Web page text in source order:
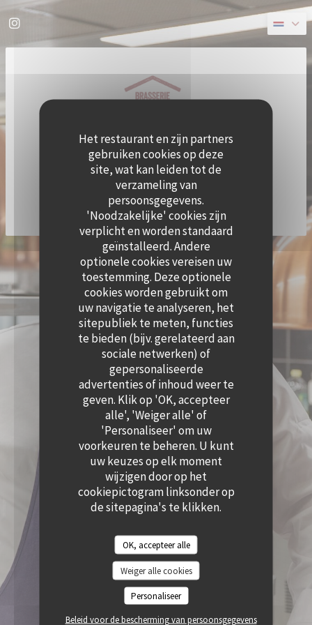
Cookies beheer paneel
Het restaurant en zijn partners
gebruiken cookies op deze
site, wat kan leiden tot de
verzameling van
persoonsgegevens.
'Noodzakelijke' cookies zijn
verplicht en worden standaard
geïnstalleerd. Andere
optionele cookies vereisen uw
toestemming. Deze optionele
cookies worden gebruikt om
uw navigatie te analyseren, het
sitepubliek te meten, functies
te bieden (bijv. gerelateerd aan
sociale netwerken) of
gepersonaliseerde
advertenties of inhoud weer te
geven. Klik op 'OK, accepteer
alle', 'Weiger alle' of
'Personaliseer' om uw
voorkeuren te beheren. U kunt
uw keuzes op elk moment
wijzigen door op het
cookiepictogram linksonder op
de sitepagina's te klikken.
OK, accepteer alle
Weiger alle cookies
Personaliseer
Beleid voor de bescherming van persoonsgegevens
Instagram ((opent in een nieuw venster))
© 2026 QUAI OUEST — RESTAURANT WEBSITE GECREËERD DOOR ZENCHEF
DISCLAIMER
((OPENT IN EEN NIEUW VENSTER))
GEBRUIKSVOORWAARDEN
((OPENT IN EEN NIEUW VENSTER))
BELEID BESCHERMING PERSOONSGEGEVENS
((OPENT IN EEN NIEUW VENSTER))
COOKIES BELEID
TOEGANKELIJKHEID
((OPENT IN EEN NIEUW VENSTER))